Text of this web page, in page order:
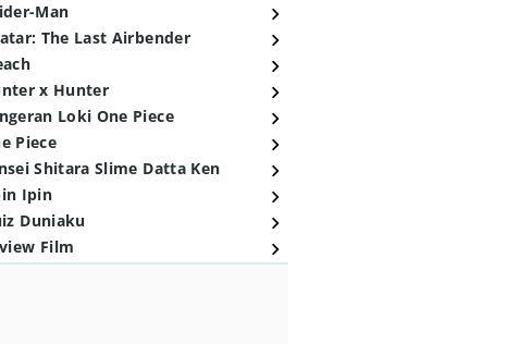
Man
The Last Airbender
x Hunter
Loki One Piece
Piece
Shitara Slime Datta Ken
Ipin
Duniaku
Film